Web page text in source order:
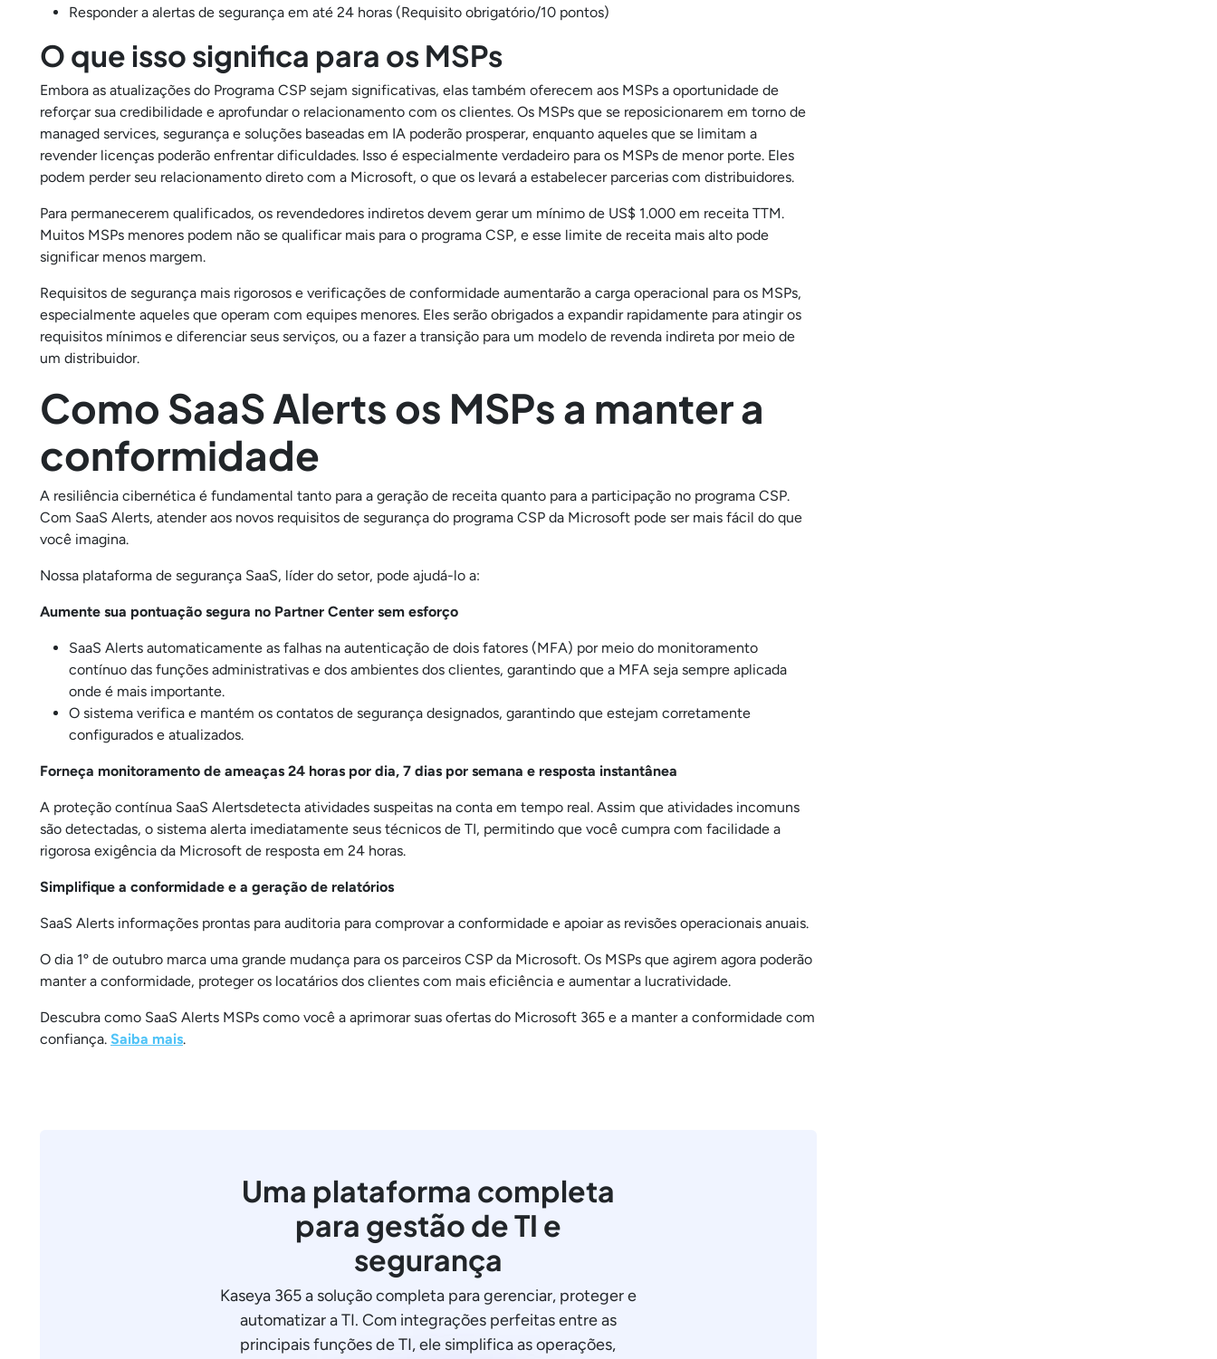
Responder a alertas de segurança em até 24 horas (Requisito obrigatório/10 pontos)
O que isso significa para os MSPs
Embora as atualizações do Programa CSP sejam significativas, elas também oferecem aos MSPs a oportunidade de
reforçar sua credibilidade e aprofundar o relacionamento com os clientes. Os MSPs que se reposicionarem em torno de
managed services, segurança e soluções baseadas em IA poderão prosperar, enquanto aqueles que se limitam a
revender licenças poderão enfrentar dificuldades. Isso é especialmente verdadeiro para os MSPs de menor porte. Eles
podem perder seu relacionamento direto com a Microsoft, o que os levará a estabelecer parcerias com distribuidores.
Para permanecerem qualificados, os revendedores indiretos devem gerar um mínimo de US$ 1.000 em receita TTM.
Muitos MSPs menores podem não se qualificar mais para o programa CSP, e esse limite de receita mais alto pode
significar menos margem.
Requisitos de segurança mais rigorosos e verificações de conformidade aumentarão a carga operacional para os MSPs,
especialmente aqueles que operam com equipes menores. Eles serão obrigados a expandir rapidamente para atingir os
requisitos mínimos e diferenciar seus serviços, ou a fazer a transição para um modelo de revenda indireta por meio de
um distribuidor.
Como SaaS Alerts os MSPs a manter a
conformidade
A resiliência cibernética é fundamental tanto para a geração de receita quanto para a participação no programa CSP.
Com SaaS Alerts, atender aos novos requisitos de segurança do programa CSP da Microsoft pode ser mais fácil do que
você imagina.
Nossa plataforma de segurança SaaS, líder do setor, pode ajudá-lo a:
Aumente sua pontuação segura no Partner Center sem esforço
SaaS Alerts automaticamente as falhas na autenticação de dois fatores (MFA) por meio do monitoramento
contínuo das funções administrativas e dos ambientes dos clientes, garantindo que a MFA seja sempre aplicada
onde é mais importante.
O sistema verifica e mantém os contatos de segurança designados, garantindo que estejam corretamente
configurados e atualizados.
Forneça monitoramento de ameaças 24 horas por dia, 7 dias por semana e resposta instantânea
A proteção contínua SaaS Alertsdetecta atividades suspeitas na conta em tempo real. Assim que atividades incomuns
são detectadas, o sistema alerta imediatamente seus técnicos de TI, permitindo que você cumpra com facilidade a
rigorosa exigência da Microsoft de resposta em 24 horas.
Simplifique a conformidade e a geração de relatórios
SaaS Alerts informações prontas para auditoria para comprovar a conformidade e apoiar as revisões operacionais anuais.
O dia 1º de outubro marca uma grande mudança para os parceiros CSP da Microsoft. Os MSPs que agirem agora poderão
manter a conformidade, proteger os locatários dos clientes com mais eficiência e aumentar a lucratividade.
Descubra como SaaS Alerts MSPs como você a aprimorar suas ofertas do Microsoft 365 e a manter a conformidade com
confiança. Saiba mais.
Uma plataforma completa
para gestão de TI e
segurança
Kaseya 365 a solução completa para gerenciar, proteger e
automatizar a TI. Com integrações perfeitas entre as
principais funções de TI, ele simplifica as operações,